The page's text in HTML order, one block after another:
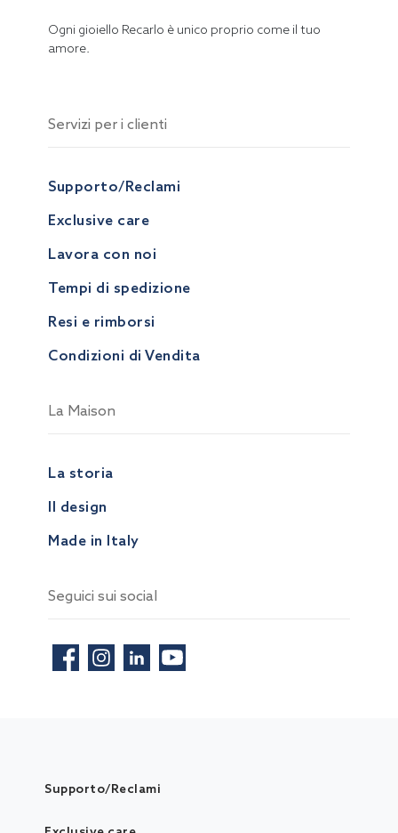
Ogni gioiello Recarlo è unico proprio come il tuo
amore.
Servizi per i clienti
Supporto/Reclami
Exclusive care
Lavora con noi
Tempi di spedizione
Resi e rimborsi
Condizioni di Vendita
La Maison
La storia
Il design
Made in Italy
Seguici sui social
Supporto/Reclami